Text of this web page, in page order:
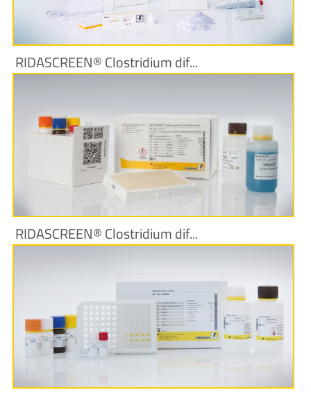
RIDASCREEN® Clostridium dif...
Produktinformationen
RIDASCREEN® Clostridium dif...
Produktinformationen